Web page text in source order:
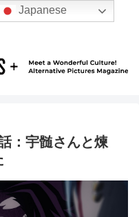
：宇髄さんと煉
Japanese